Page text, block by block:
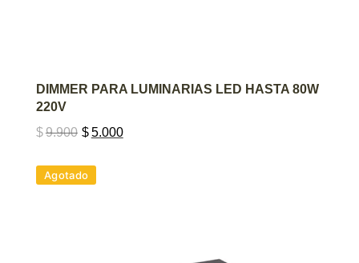
AGREGAR AL CARRITO
DIMMER PARA LUMINARIAS LED HASTA 80W
220V
$9.900 $5.000
Agotado